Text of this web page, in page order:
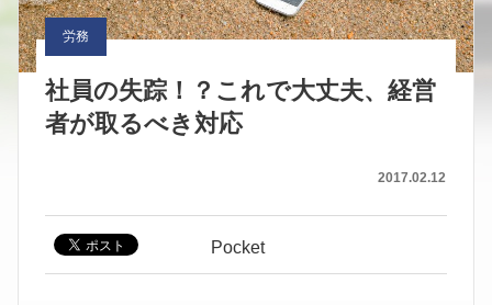
労務
社員の失踪！？これで大丈夫、経営
者が取るべき対応
2017.02.12
Pocket